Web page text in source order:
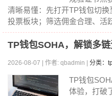
清晰易懂：先打开TP钱包切
投票板块；筛选佣金合理、活
TP钱包SOHA，解锁多
2026-08-07 | 作者: qbadmin | 分类：
TP钱包
体验，打破